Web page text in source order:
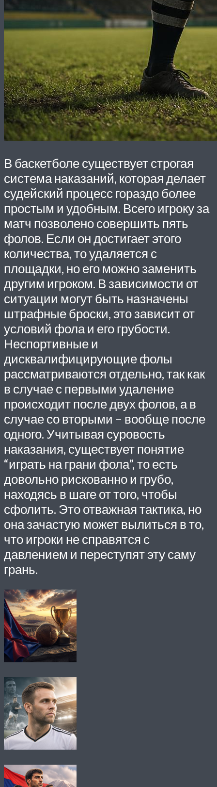
В баскетболе существует строгая
система наказаний, которая делает
судейский процесс гораздо более
простым и удобным. Всего игроку за
матч позволено совершить пять
фолов. Если он достигает этого
количества, то удаляется с
площадки, но его можно заменить
другим игроком. В зависимости от
ситуации могут быть назначены
штрафные броски, это зависит от
условий фола и его грубости.
Неспортивные и
дисквалифицирующие фолы
рассматриваются отдельно, так как
в случае с первыми удаление
происходит после двух фолов, а в
случае со вторыми – вообще после
одного. Учитывая суровость
наказания, существует понятие
“играть на грани фола”, то есть
довольно рискованно и грубо,
находясь в шаге от того, чтобы
сфолить. Это отважная тактика, но
она зачастую может вылиться в то,
что игроки не справятся с
давлением и переступят эту саму
грань.